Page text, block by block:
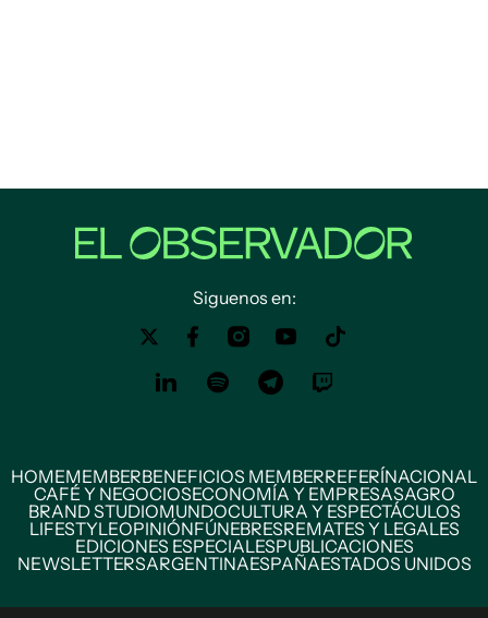
Siguenos en:
HOMEMEMBERBENEFICIOS MEMBERREFERÍNACIONAL
CAFÉ Y NEGOCIOSECONOMÍA Y EMPRESASAGRO
BRAND STUDIOMUNDOCULTURA Y ESPECTÁCULOS
LIFESTYLEOPINIÓNFÚNEBRESREMATES Y LEGALES
EDICIONES ESPECIALESPUBLICACIONES
NEWSLETTERSARGENTINAESPAÑAESTADOS UNIDOS